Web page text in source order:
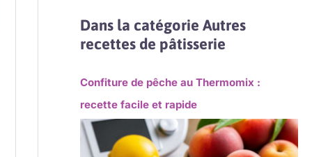
Dans la catégorie Autres
recettes de pâtisserie
Confiture de pêche au Thermomix :
recette facile et rapide